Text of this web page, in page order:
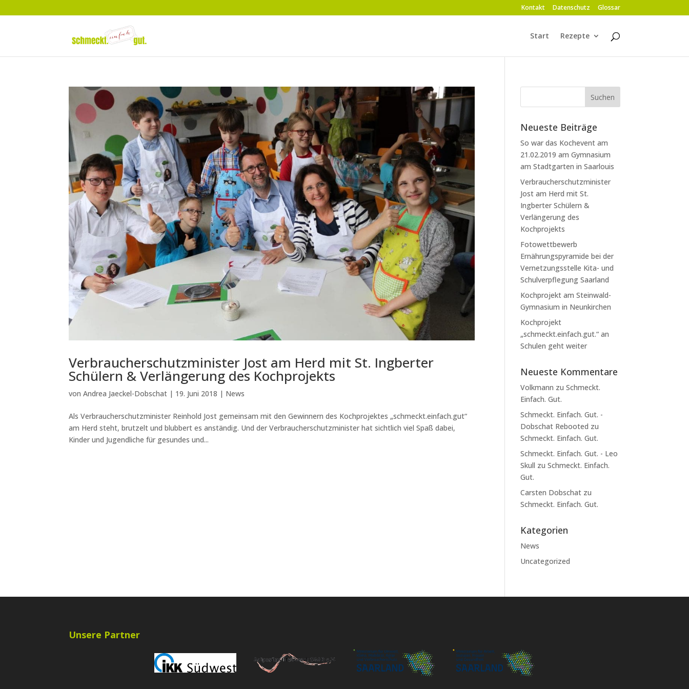
Kontakt Datenschutz Glossar
Start Rezepte
Verbraucherschutzminister Jost am Herd mit St. Ingberter
Schülern & Verlängerung des Kochprojekts
vonAndrea Jaeckel-Dobschat | 19. Juni 2018 | News
Als Verbraucherschutzminister Reinhold Jost gemeinsam mit den Gewinnern des Kochprojektes „schmeckt.einfach.gut“
am Herd steht, brutzelt und blubbert es anständig. Und der Verbraucherschutzminister hat sichtlich viel Spaß dabei,
Kinder und Jugendliche für gesundes und...
Neueste Beiträge
So war das Kochevent am
21.02.2019 am Gymnasium
am Stadtgarten in Saarlouis
Verbraucherschutzminister
Jost am Herd mit St.
Ingberter Schülern &
Verlängerung des
Kochprojekts
Fotowettbewerb
Ernährungspyramide bei der
Vernetzungsstelle Kita- und
Schulverpflegung Saarland
Kochprojekt am Steinwald-
Gymnasium in Neunkirchen
Kochprojekt
„schmeckt.einfach.gut.“ an
Schulen geht weiter
Neueste Kommentare
Volkmann zuSchmeckt.
Einfach. Gut.
Schmeckt. Einfach. Gut. -
Dobschat Rebooted zu
Schmeckt. Einfach. Gut.
Schmeckt. Einfach. Gut. - Leo
Skull zuSchmeckt. Einfach.
Gut.
Carsten Dobschat zu
Schmeckt. Einfach. Gut.
Kategorien
News
Uncategorized
Unsere Partner